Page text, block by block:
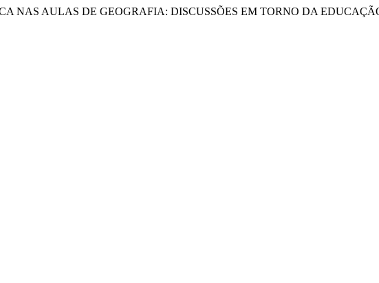
NAS AULAS DE GEOGRAFIA: DISCUSSÕES EM TORNO DA